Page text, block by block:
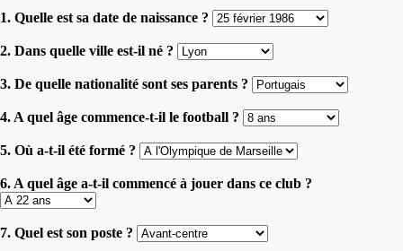
1. Quelle est sa date de naissance ?
2. Dans quelle ville est-il né ?
3. De quelle nationalité sont ses parents ?
4. A quel âge commence-t-il le football ?
5. Où a-t-il été formé ?
6. A quel âge a-t-il commencé à jouer dans ce club ?
7. Quel est son poste ?